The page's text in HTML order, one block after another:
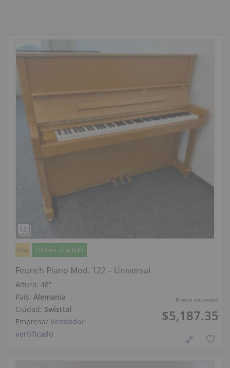
Precio de venta:
$5,187.35
Hot Último añadido
Feurich Piano Mod. 122 – Universal
Altura: 48″
País: Alemania
Ciudad: Swisttal
Empresa/ Vendedor
vertificado